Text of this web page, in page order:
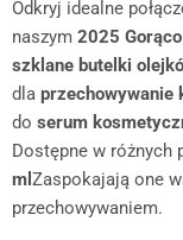
Odkryj idealne
naszym 2025
szklane butelki
dla przechowywanie
do serum
Dostępne w różnych
ml Zaspokajają one
przechowywaniem.